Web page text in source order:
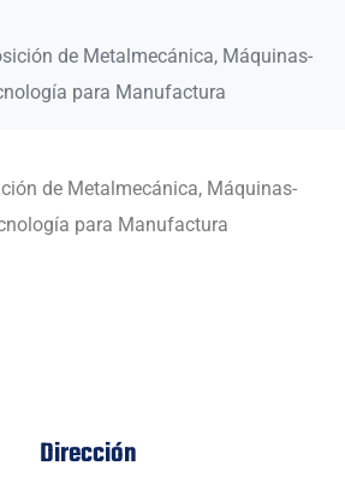
de Metalmecánica, Máquinas-
para Manufactura
de Metalmecánica, Máquinas-
para Manufactura
Dirección